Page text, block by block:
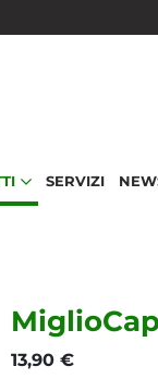
SERVIZI
MiglioCap
13,90 €